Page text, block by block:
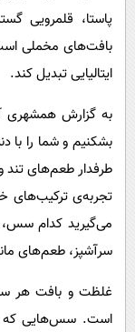
پاستا، قلمرویی
بافت‌های مخملی
ایتالیایی تبدیل کند.
به گزارش همشهری
بشکنیم و شما را
طرفدار طعم‌های تند
تجربه‌ی ترکیب‌های
می‌گیرید کدام سس،
سرآشپز، طعم‌های
غلظت و بافت هر
است. سس‌هایی که